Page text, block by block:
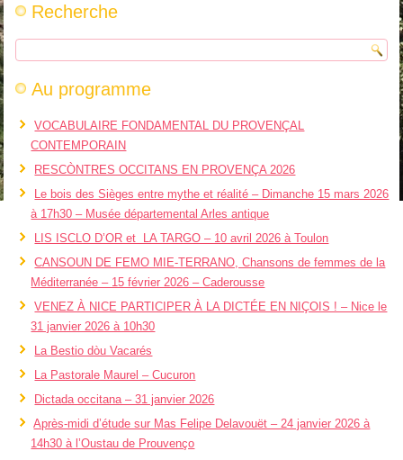
Recherche
Au programme
VOCABULAIRE FONDAMENTAL DU PROVENÇAL
CONTEMPORAIN
RESCÒNTRES OCCITANS EN PROVENÇA 2026
Le bois des Sièges entre mythe et réalité – Dimanche 15 mars 2026
à 17h30 – Musée départemental Arles antique
LIS ISCLO D’OR et LA TARGO – 10 avril 2026 à Toulon
CANSOUN DE FEMO MIE-TERRANO, Chansons de femmes de la
Méditerranée – 15 février 2026 – Caderousse
VENEZ À NICE PARTICIPER À LA DICTÉE EN NIÇOIS ! – Nice le
31 janvier 2026 à 10h30
La Bestio dòu Vacarés
La Pastorale Maurel – Cucuron
Dictada occitana – 31 janvier 2026
Après-midi d’étude sur Mas Felipe Delavouët – 24 janvier 2026 à
14h30 à l’Oustau de Prouvenço